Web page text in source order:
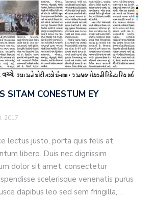
SITAM CONESTUM EY
2017
lectus justo, porta quis felis at,
libero. Duis nec dignissim
dolor sit amet, consectetur
scelerisque venenatis purus
dapibus leo sed sem fringilla,…